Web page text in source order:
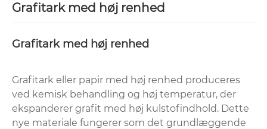
Grafitark med høj renhed
Grafitark med høj renhed
Grafitark eller papir med høj renhed produceres
ved kemisk behandling og høj temperatur, der
ekspanderer grafit med høj kulstofindhold. Dette
nye materiale fungerer som det grundlæggende